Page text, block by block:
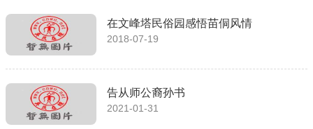
在文峰塔民俗园感悟苗侗风情
2018-07-19
告从师公裔孙书
2021-01-31